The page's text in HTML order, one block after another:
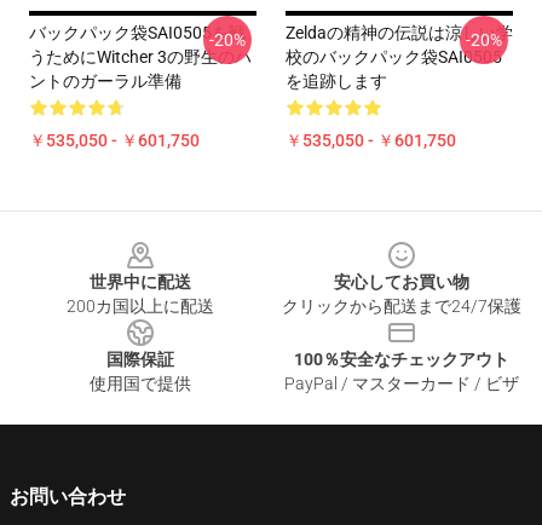
バックパック袋SAI0505を戦
うためにWitcher 3の野生のハ
ントのガーラル準備
￥535,050 - ￥601,750
-20%
Zeldaの精神の伝説は涼しい学
校のバックパック袋SAI0505
を追跡します
￥535,050 - ￥601,750
-20%
世界中に配送
200カ国以上に配送
安心してお買い物
クリックから配送まで24/7保護
国際保証
使用国で提供
100％安全なチェックアウト
PayPal / マスターカード / ビザ
お問い合わせ